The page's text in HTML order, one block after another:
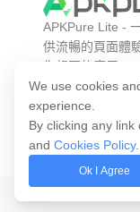
We use cookies
experience.
By clicking any
and Cookies Policy.
Ok I Agree
APKPure Lite -
供流暢的頁面體
你想要的應用。